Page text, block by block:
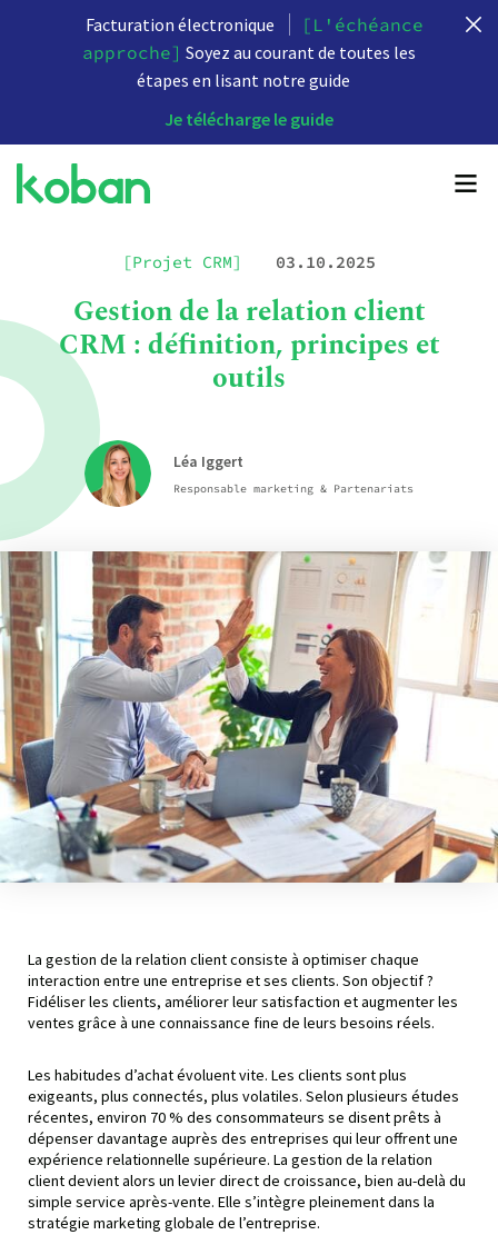
Facturation électronique
[L'échéance
approche] Soyez au courant de toutes les
étapes en lisant notre guide
Je télécharge le guide
[Projet CRM] 03.10.2025
Gestion de la relation client
CRM : définition, principes et
outils
Léa Iggert
Responsable marketing & Partenariats
La gestion de la relation client consiste à optimiser chaque
interaction entre une entreprise et ses clients. Son objectif ?
Fidéliser les clients, améliorer leur satisfaction et augmenter les
ventes grâce à une connaissance fine de leurs besoins réels.
Les habitudes d’achat évoluent vite. Les clients sont plus
exigeants, plus connectés, plus volatiles. Selon plusieurs études
récentes, environ 70 % des consommateurs se disent prêts à
dépenser davantage auprès des entreprises qui leur offrent une
expérience relationnelle supérieure. La gestion de la relation
client devient alors un levier direct de croissance, bien au-delà du
simple service après-vente. Elle s’intègre pleinement dans la
stratégie marketing globale de l’entreprise.